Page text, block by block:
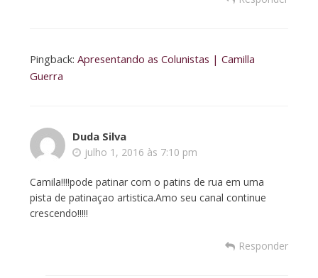
Pingback: Apresentando as Colunistas | Camilla
Guerra
Duda Silva
julho 1, 2016 às 7:10 pm
Camila!!!!pode patinar com o patins de rua em uma
pista de patinaçao artistica.Amo seu canal continue
crescendo!!!!!
Responder